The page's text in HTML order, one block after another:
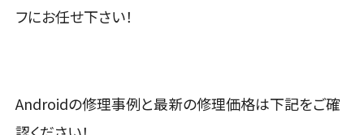
フにお任せ下さい！
Androidの修理事例と最新の修理価格は下記をご確